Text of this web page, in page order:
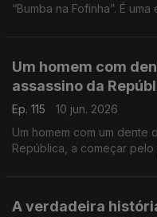
“Bumba na Fofinha”. É
Um homem com
assassino da
Ep. 115
10 jun. 2026
Um homem com um
República, a começar
A verdadeira